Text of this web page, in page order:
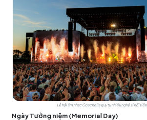
Lễ hội âm nhạc Coachella quy tụ nhiều nghệ sĩ nổi
Ngày Tưởng niệm (Memorial Day)